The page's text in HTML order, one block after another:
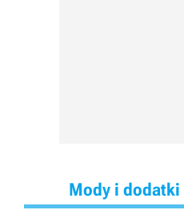
Mody i dodatki